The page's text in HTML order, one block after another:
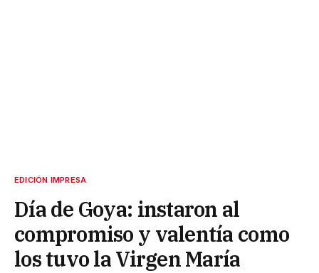
EDICIÓN IMPRESA
Día de Goya: instaron al
compromiso y valentía como
los tuvo la Virgen María